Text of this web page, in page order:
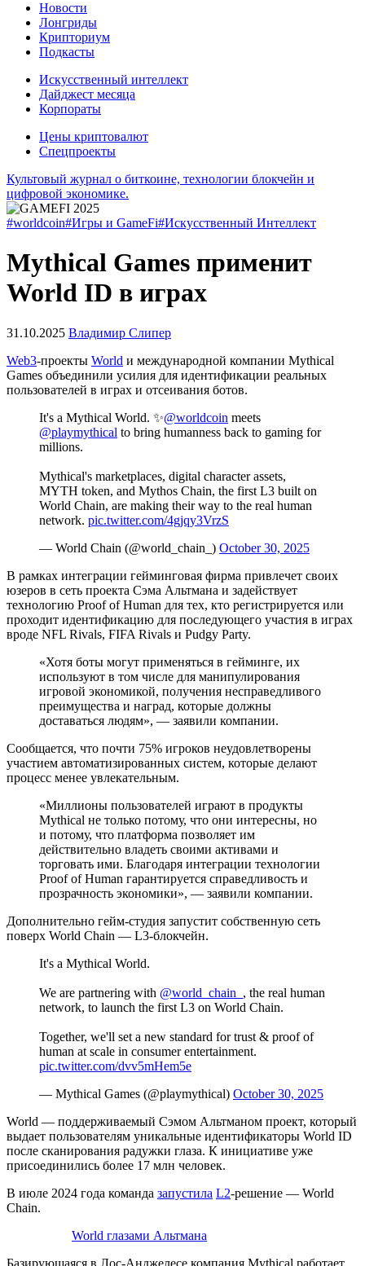
Новости
Лонгриды
Крипториум
Подкасты
Искусственный интеллект
Дайджест месяца
Корпораты
Цены криптовалют
Спецпроекты
Культовый журнал о биткоине, технологии блокчейн и
цифровой экономике.
#worldcoin#Игры и GameFi#Искусственный Интеллект
Mythical Games применит
World ID в играх
31.10.2025 Владимир Слипер
Web3-проекты World и международной компании Mythical
Games объединили усилия для идентификации реальных
пользователей в играх и отсеивания ботов.
It's a Mythical World. ✨@worldcoin meets
@playmythical to bring humanness back to gaming for
millions.
Mythical's marketplaces, digital character assets,
MYTH token, and Mythos Chain, the first L3 built on
World Chain, are making their way to the real human
network. pic.twitter.com/4gjqy3VrzS
— World Chain (@world_chain_) October 30, 2025
В рамках интеграции гейминговая фирма привлечет своих
юзеров в сеть проекта Сэма Альтмана и задействует
технологию Proof of Human для тех, кто регистрируется или
проходит идентификацию для последующего участия в играх
вроде NFL Rivals, FIFA Rivals и Pudgy Party.
«Хотя боты могут применяться в гейминге, их
используют в том числе для манипулирования
игровой экономикой, получения несправедливого
преимущества и наград, которые должны
доставаться людям», — заявили компании.
Сообщается, что почти 75% игроков неудовлетворены
участием автоматизированных систем, которые делают
процесс менее увлекательным.
«Миллионы пользователей играют в продукты
Mythical не только потому, что они интересны, но
и потому, что платформа позволяет им
действительно владеть своими активами и
торговать ими. Благодаря интеграции технологии
Proof of Human гарантируется справедливость и
прозрачность экономики», — заявили компании.
Дополнительно гейм-студия запустит собственную сеть
поверх World Chain — L3-блокчейн.
It's a Mythical World.
We are partnering with @world_chain_ , the real human
network, to launch the first L3 on World Chain.
Together, we'll set a new standard for trust & proof of
human at scale in consumer entertainment.
pic.twitter.com/dvv5mHem5e
— Mythical Games (@playmythical) October 30, 2025
World — поддерживаемый Сэмом Альтманом проект, который
выдает пользователям уникальные идентификаторы World ID
после сканирования радужки глаза. К инициативе уже
присоединились более 17 млн человек.
В июле 2024 года команда запустила L2-решение — World
Chain.
World глазами Альтмана
Базирующаяся в Лос-Анджелесе компания Mythical работает